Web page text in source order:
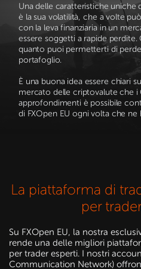
Una delle caratteristiche
è la sua volatilità, che a volte
con la leva finanziaria in un
essere soggetti a rapide
quanto puoi permetterti di
portafoglio.
È una buona idea essere chiari
mercato delle criptovalute che i
approfondimenti è possibile
di FXOpen EU ogni volta che ne
La piattaforma di
per
Su FXOpen EU, la nostra
rende una delle migliori
per trader esperti. I nostri
Communication Network)